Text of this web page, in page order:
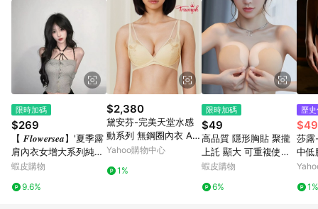
限時加碼
$269
【 𝑭𝒍𝒐𝒘𝒆𝒓𝒔𝒆𝒂】'夏季露
肩內衣女增大系列純欲
聚攏掛脖內衣黑色性感
蝦皮購物
9.6%
$2,380
黛安芬-完美天堂水感
動系列 無鋼圈內衣 A-
D 柔白
Yahoo購物中心
1%
限時加碼
$49
高品質 隱形胸貼 聚攏
上託 顯大 可重複使用
無痕胸貼 舒適透氣 夏
不露點胸貼
蝦皮購物
6%
歷
莎露
中低
搭配
1%